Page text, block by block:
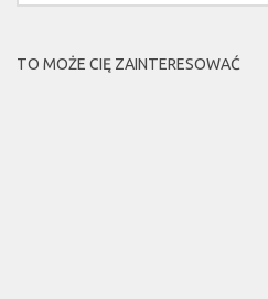
TO MOŻE CIĘ ZAINTERESOWAĆ